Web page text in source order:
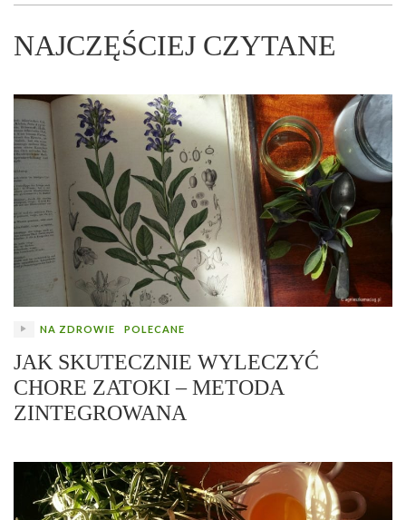
NAJCZĘŚCIEJ CZYTANE
NA ZDROWIE POLECANE
JAK SKUTECZNIE WYLECZYĆ
CHORE ZATOKI – METODA
ZINTEGROWANA